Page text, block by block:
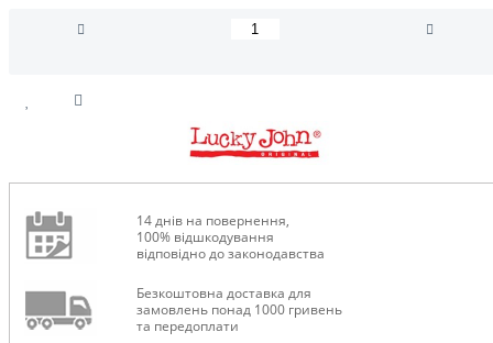
14 днів на повернення,
100% відшкодування
відповідно до законодавства
Безкоштовна доставка для
замовлень понад 1000 гривень
та передоплати